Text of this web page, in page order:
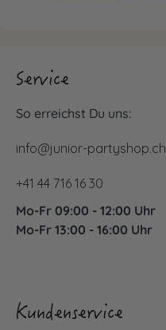
Service
So erreichst Du uns:
info@junior-partyshop.ch
+41 44 716 16 30
Mo-Fr 09:00 - 12:00 Uhr
Mo-Fr 13:00 - 16:00 Uhr
Kundenservice